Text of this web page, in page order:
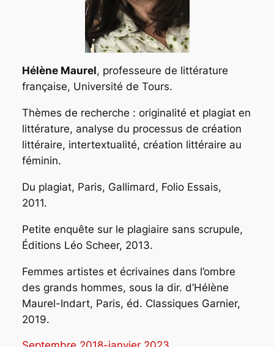
Hélène Maurel, professeure de littérature
française, Université de Tours.
Thèmes de recherche : originalité et plagiat en
littérature, analyse du processus de création
littéraire, intertextualité, création littéraire au
féminin.
Du plagiat, Paris, Gallimard, Folio Essais,
2011.
Petite enquête sur le plagiaire sans scrupule,
Éditions Léo Scheer, 2013.
Femmes artistes et écrivaines dans l’ombre
des grands hommes, sous la dir. d’Hélène
Maurel-Indart, Paris, éd. Classiques Garnier,
2019.